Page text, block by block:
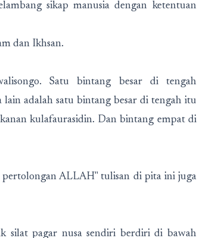
sikap manusia dengan ketentuan
dan Ikhsan.
Satu bintang besar di tengah
adalah satu bintang besar di tengah itu
kulafaurasidin. Dan bintang empat di
pertolongan ALLAH" tulisan di pita ini juga
silat pagar nusa sendiri berdiri di bawah